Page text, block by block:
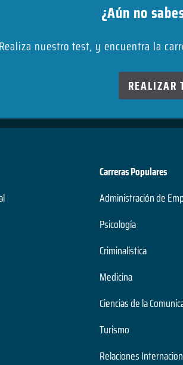
¿Aún no
Realiza nuestro test, y encuentra la
REALIZAR
Carreras Populares
Administración de
Psicología
Criminalística
Medicina
Ciencias de la
Turismo
Relaciones